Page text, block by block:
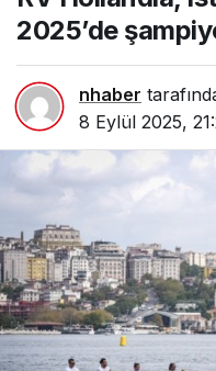
2025’de
nhaber
8 Eylül 2025,